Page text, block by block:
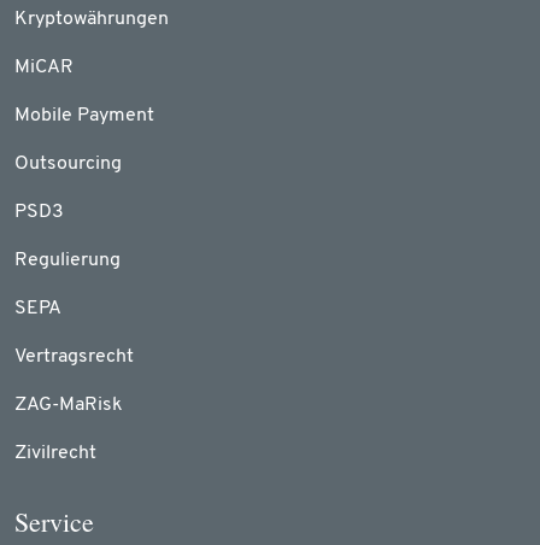
Kryptowährungen
MiCAR
Mobile Payment
Outsourcing
PSD3
Regulierung
SEPA
Vertragsrecht
ZAG-MaRisk
Zivilrecht
Service